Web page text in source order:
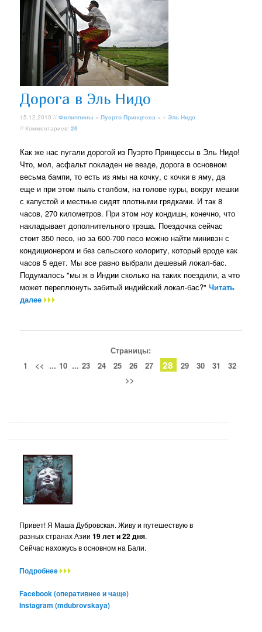
Дорога в Эль Нидо
15.12.2010 //Филиппины »Пуэрто Принцесса » +Эль Нидо
// Комментариев:26
Как же нас пугали дорогой из Пуэрто Принцессы в Эль Нидо!
Что, мол, асфальт покладен не везде, дорога в основном
весьма бампи, то есть из ямы на кочку, с кочки в яму, да
еще и при этом пыль столбом, на голове куры, вокруг мешки
с капустой и местные сидят плотными грядками. И так 8
часов, 270 километров. При этом ноу кондишн, конечно, что
накладывает дополнительного трэша. Поездочка сейчас
стоит 350 песо, но за 600-700 песо можно найти минивэн с
кондиционером и без сельского колориту, который вроде как
часов 5 едет. Мы все равно выбрали дешевый локал-бас.
Подумалось "мы ж в Индии сколько на таких поездили, а что
может переплюнуть забитый индийский локал-бас?"Читать
далее
Страницы:
1
<< ... 10 ... 23 24 25 26 27 28 29 30 31
32
>>
Привет! Я Маша Дубровская. Живу и путешествую в
разных странах Азии19 лет и 22 дня.
Сейчас нахожусь в основном на Бали.
Подробнее
Facebook (оперативнее и чаще)
Instagram (mdubrovskaya)